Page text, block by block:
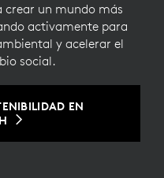
crear un mundo más
activamente para
y acelerar el
social.
EN